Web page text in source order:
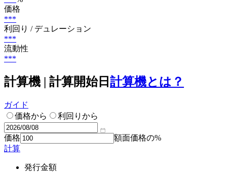
価格
***
利回り / デュレーション
***
流動性
***
計算機 | 計算開始日 計算機とは？
ガイド
価格から
利回りから
価格
額面価格の%
計算
発行金額